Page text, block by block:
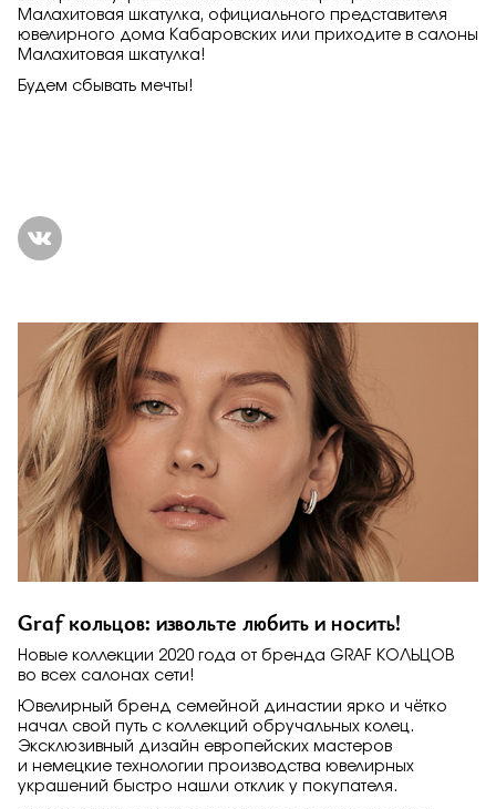
Малахитовая шкатулка, официального представителя
ювелирного дома Кабаровских или приходите в салоны
Малахитовая шкатулка!
Будем сбывать мечты!
Graf кольцов: извольте любить и носить!
Новые коллекции 2020 года от бренда GRAF КОЛЬЦОВ
во всех салонах сети!
Ювелирный бренд семейной династии ярко и чётко
начал свой путь с коллекций обручальных колец.
Эксклюзивный дизайн европейских мастеров
и немецкие технологии производства ювелирных
украшений быстро нашли отклик у покупателя.